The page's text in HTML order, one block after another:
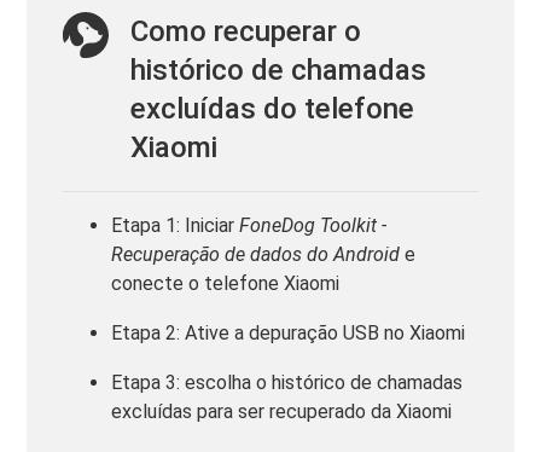
Como recuperar o
histórico de chamadas
excluídas do telefone
Xiaomi
Etapa 1: IniciarFoneDog Toolkit -
Recuperação de dados do Androide
conecte o telefone Xiaomi
Etapa 2: Ative a depuração USB no Xiaomi
Etapa 3: escolha o histórico de chamadas
excluídas para ser recuperado da Xiaomi